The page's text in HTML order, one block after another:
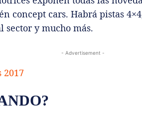
concept cars. Habrá pistas
sector y mucho más.
- Advertisement -